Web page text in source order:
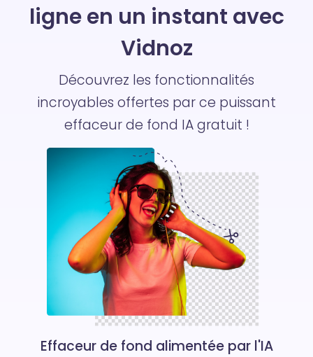
ligne en un instant avec
Vidnoz
Découvrez les fonctionnalités
incroyables offertes par ce puissant
effaceur de fond IA gratuit !
Effaceur de fond alimentée par l'IA